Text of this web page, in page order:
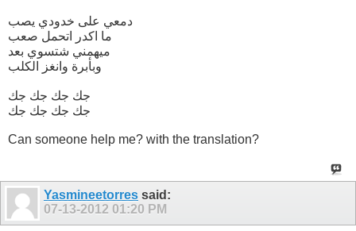
دمعي على خدودي يصب
ما اكدر اتحمل صعب
ميهمني شتسوي بعد
وبأبرة وانغز الكلب
جك جك جك جك
جك جك جك جك
Can someone help me? with the translation?
Yasmineetorres said:
07-13-2012 01:20 PM